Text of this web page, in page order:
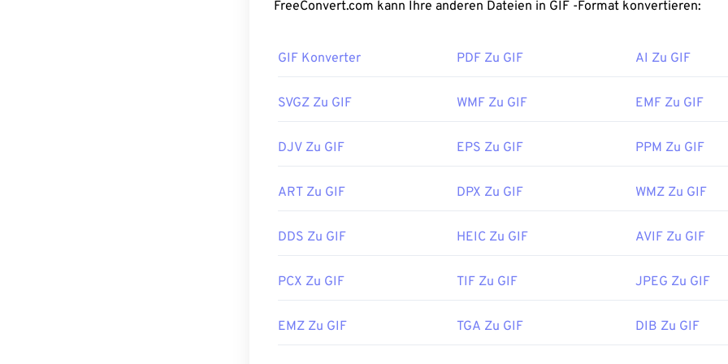
Fast alle Webbrowser unterstützen GIF, was ihm einen deutlichen Vorteil
einschließlich iPhone und iPad, öffnen und ist daher beliebter alsAdobe Flash
wie Adobe Photoshop . Unter Windows öffnen Sie GIFs mit Microsoft Fotos
Bildanzeige- und -bearbeitungsprogramme von Adobe, einschließlich Adobe
Erstveröffentlichung:
15. Juni 1987
FreeConvert.com kann Ihre anderen Dateien in GIF -Format konvertieren:
GIF Konverter PDF Zu GIF AI Zu GIF
SVGZ Zu GIF WMF Zu GIF EMF Zu GIF
DJV Zu GIF EPS Zu GIF PPM Zu GIF
ART Zu GIF DPX Zu GIF WMZ Zu GIF
DDS Zu GIF HEIC Zu GIF AVIF Zu GIF
PCX Zu GIF TIF Zu GIF JPEG Zu GIF
EMZ Zu GIF TGA Zu GIF DIB Zu GIF